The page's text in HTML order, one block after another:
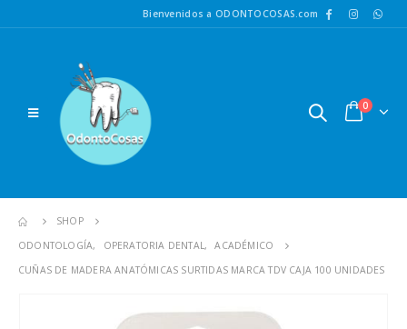
Bienvenidos a ODONTOCOSAS.com
0
SHOP
ODONTOLOGÍA, OPERATORIA DENTAL ,
ACADÉMICO
CUÑAS DE MADERA ANATÓMICAS SURTIDAS MARCA TDV CAJA 100 UNIDADES